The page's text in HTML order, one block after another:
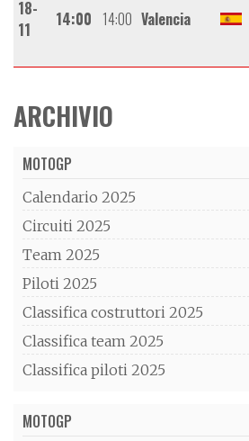
18-
11
14:00 14:00 Valencia
ARCHIVIO
MOTOGP
Calendario 2025
Circuiti 2025
Team 2025
Piloti 2025
Classifica costruttori 2025
Classifica team 2025
Classifica piloti 2025
MOTOGP